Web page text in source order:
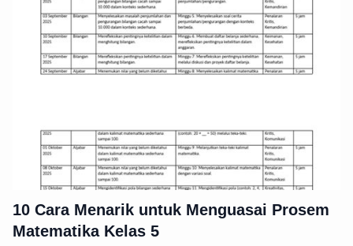
10 Cara Menarik untuk Menguasai Prosem
Matematika Kelas 5